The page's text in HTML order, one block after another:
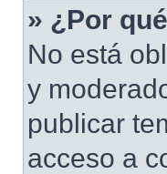
» ¿Por
No está
y
publicar
acceso a